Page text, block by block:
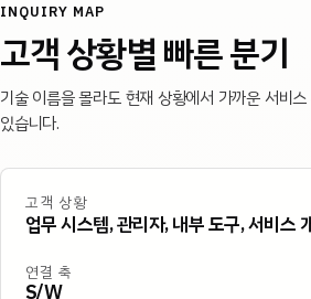
INQUIRY MAP
고객 상황별 빠른 분기
기술 이름을 몰라도 현재 상황에서 가까운 서비
있습니다.
고객 상황
업무 시스템, 관리자, 내부 도구, 서비스
연결 축
S/W